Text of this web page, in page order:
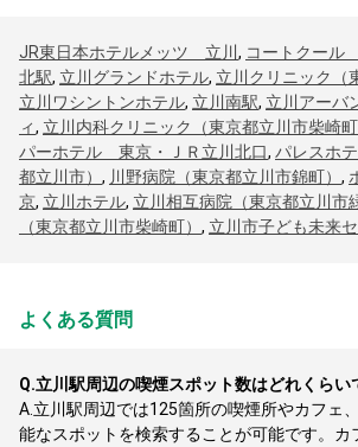
JR東日本ホテルメッツ 立川 , コートクール
北駅, 立川グランドホテル, 立川クリニック（
立川ワシントンホテル, 立川南駅, 立川アーバ
ィ, 立川内科クリニック（東京都立川市柴崎町
パーホテル 東京・ＪＲ立川北口, パレスホテ
都立川市） , 川野病院（東京都立川市錦町） ,
京, 立川ホテル, 立川相互病院（東京都立川市
（東京都立川市柴崎町） , 立川市子ども未来
よくある質問
Q.立川駅周辺の喫煙スポット数はどれくらい
A. 立川駅周辺では125箇所の喫煙所やカフェ
能なスポットを検索することが可能です。カ